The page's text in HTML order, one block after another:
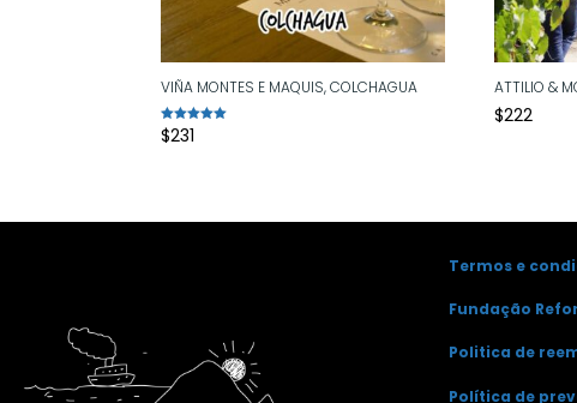
VIÑA MONTES E MAQUIS, COLCHAGUA
Avaliação
5.00
$231
ATTILIO &
$222
Termos e
Fundação
Politica de
Política de